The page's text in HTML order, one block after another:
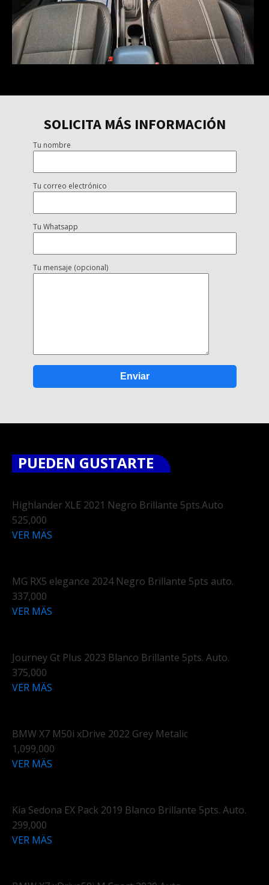
SOLICITA MÁS INFORMACIÓN
Tu nombre
Tu correo electrónico
Tu Whatsapp
Tu mensaje (opcional)
PUEDEN GUSTARTE
Highlander XLE 2021 Negro Brillante 5pts.Auto
525,000
VER MÄS
MG RX5 elegance 2024 Negro Brillante 5pts auto.
337,000
VER MÄS
Journey Gt Plus 2023 Blanco Brillante 5pts. Auto.
375,000
VER MÄS
BMW X7 M50i xDrive 2022 Grey Metalic
1,099,000
VER MÄS
Kia Sedona EX Pack 2019 Blanco Brillante 5pts. Auto.
299,000
VER MÄS